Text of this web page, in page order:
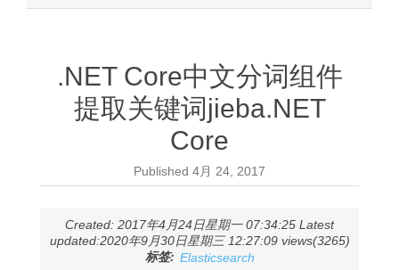
.NET Core中文分词组件
提取关键词jieba.NET
Core
Published 4月 24, 2017
Created: 2017年4月24日星期一 07:34:25 Latest
updated:2020年9月30日星期三 12:27:09 views(3265)
标签: Elasticsearch